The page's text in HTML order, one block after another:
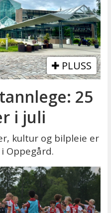
PLUSS
25
i juli
kultur og bilpleie er
Oppegård.